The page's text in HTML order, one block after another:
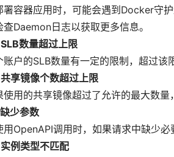
署容器应用时，可能会遇到Docker守
查Daemon日志以获取更多信息。
数量超过上限
账户的SLB数量有一定的限制，超过该
享镜像个数超过上限
使用的共享镜像超过了允许的最大数量
少参数
用OpenAPI调用时，如果请求中缺少必
例类型不匹配